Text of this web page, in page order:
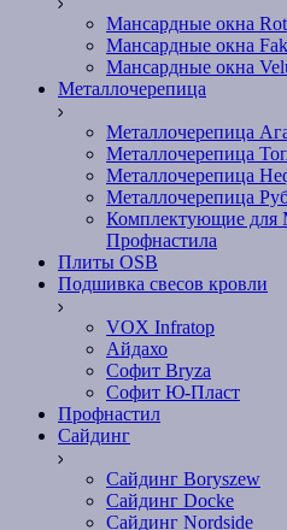
Мансардные окна
Мансардные окна
Мансардные окна
Металлочерепица
Металлочерепица
Металлочерепица
Металлочерепица
Металлочерепица
Комплектующие для
Профнастила
Плиты OSB
Подшивка свесов кровли
VOX Infratop
Айдахо
Софит Bryza
Софит Ю-Пласт
Профнастил
Сайдинг
Сайдинг Boryszew
Сайдинг Docke
Сайдинг Nordside